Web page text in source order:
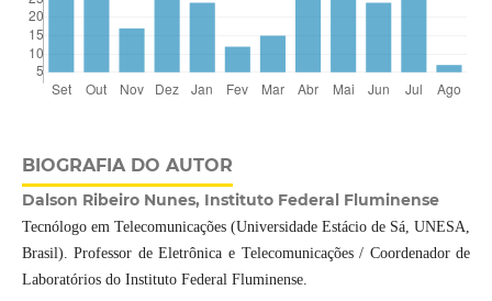
BIOGRAFIA DO AUTOR
Dalson Ribeiro Nunes, Instituto Federal Fluminense
Tecnólogo em Telecomunicações (Universidade Estácio de Sá, UNESA,
Brasil). Professor de Eletrônica e Telecomunicações / Coordenador de
Laboratórios do Instituto Federal Fluminense.